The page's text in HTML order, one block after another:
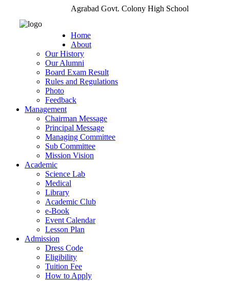
Agrabad Govt. Colony High School
Home
About
Our History
Our Alumni
Board Exam Result
Rules and Regulations
Photo
Feedback
Management
Chairman Message
Principal Message
Managing Committee
Sub Committee
Mission Vision
Academic
Science Lab
Medical
Library
Academic Club
e-Book
Event Calendar
Lesson Plan
Admission
Dress Code
Eligibility
Tuition Fee
How to Apply